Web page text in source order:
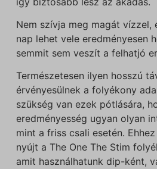
Nem szívja meg magát vízzel,
nap lehet vele eredményesen
semmit sem veszít a felhatjó
Természetesen ilyen hosszú
érvényesülnek a folyékony
szükség van ezek pótlására,
eredményesség ugyan olyan
mint a friss csali esetén.
nyújt a The One The Stim
amit használhatunk dip-ként,